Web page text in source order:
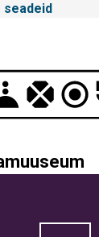
seadeid